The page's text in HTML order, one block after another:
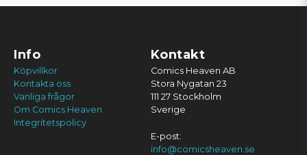
Info
Köpvillkor
Kontakta oss
Vanliga frågor
Om Comics Heaven
Integritetspolicy
Kontakt
Comics Heaven AB
Stora Nygatan 23
111 27 Stockholm
Sverige
E-post:
info@comicsheaven.se